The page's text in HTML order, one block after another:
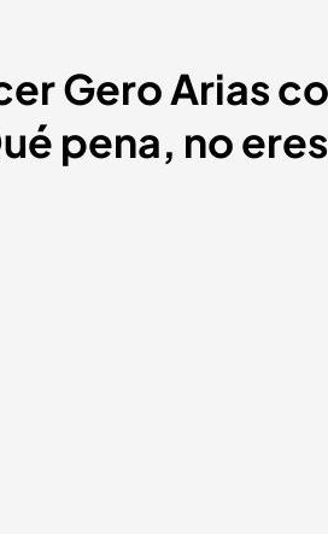
Gero Arias
pena, no